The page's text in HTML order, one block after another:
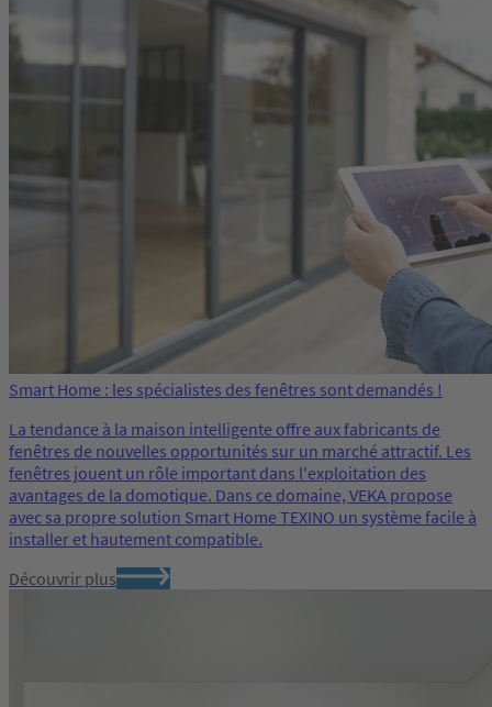
Smart Home : les spécialistes des fenêtres sont demandés !
La tendance à la maison intelligente offre aux fabricants de
fenêtres de nouvelles opportunités sur un marché attractif. Les
fenêtres jouent un rôle important dans l'exploitation des
avantages de la domotique. Dans ce domaine, VEKA propose
avec sa propre solution Smart Home TEXINO un système facile à
installer et hautement compatible.
Découvrir plus